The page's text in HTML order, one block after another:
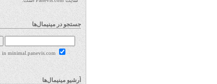
جستجو در مینیمال‌ها
Search in minimal.panevis.com
آرشیو مینیمال‌ها